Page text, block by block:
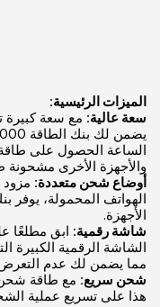
الميزات الرئيسية:
سعة عالية:
الساعة الحصول على
والأجهزة الأخرى مشحونة
أوضاع شحن متعددة:
الهواتف المحمولة، يوفر
الأجهزة.
شاشة رقمية: ابق مطلعًا
الشاشة الرقمية الكبيرة
مما يضمن لك عدم
شحن سريع:
هذا على تسريع عملية